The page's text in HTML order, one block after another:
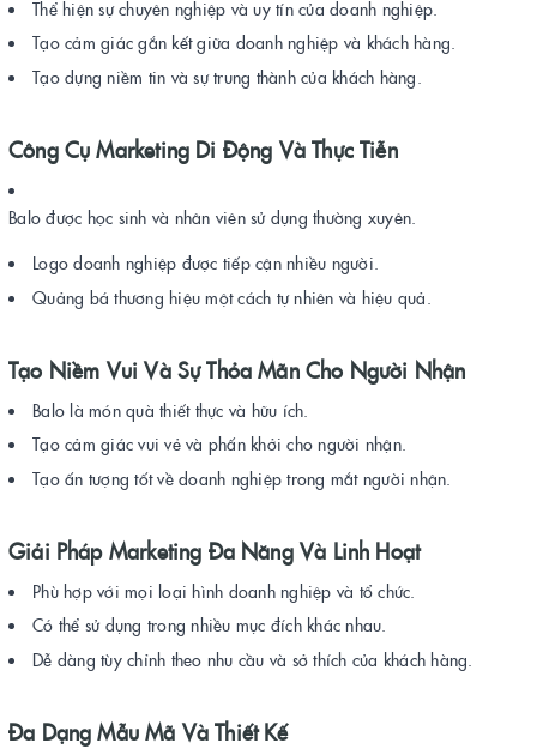
Thể hiện sự chuyên nghiệp và uy tín của doanh nghiệp.
Tạo cảm giác gắn kết giữa doanh nghiệp và khách hàng.
Tạo dựng niềm tin và sự trung thành của khách hàng.
Công Cụ Marketing Di Động Và Thực Tiễn
Balo được học sinh và nhân viên sử dụng thường xuyên.
Logo doanh nghiệp được tiếp cận nhiều người.
Quảng bá thương hiệu một cách tự nhiên và hiệu quả.
Tạo Niềm Vui Và Sự Thỏa Mãn Cho Người Nhận
Balo là món quà thiết thực và hữu ích.
Tạo cảm giác vui vẻ và phấn khởi cho người nhận.
Tạo ấn tượng tốt về doanh nghiệp trong mắt người nhận.
Giải Pháp Marketing Đa Năng Và Linh Hoạt
Phù hợp với mọi loại hình doanh nghiệp và tổ chức.
Có thể sử dụng trong nhiều mục đích khác nhau.
Dễ dàng tùy chỉnh theo nhu cầu và sở thích của khách hàng.
Đa Dạng Mẫu Mã Và Thiết Kế